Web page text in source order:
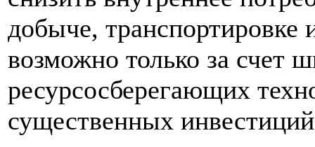
добыче, транспортировке
возможно только за счет
ресурсосберегающих
существенных